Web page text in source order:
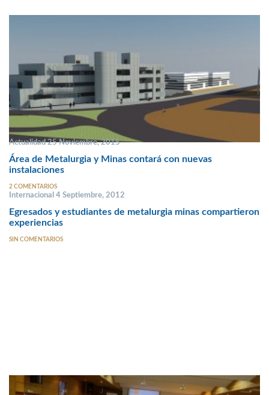
Actualidad 25 Noviembre, 2015
Área de Metalurgia y Minas contará con nuevas
instalaciones
2 COMENTARIOS
Internacional 4 Septiembre, 2012
Egresados y estudiantes de metalurgia minas compartieron
experiencias
SIN COMENTARIOS